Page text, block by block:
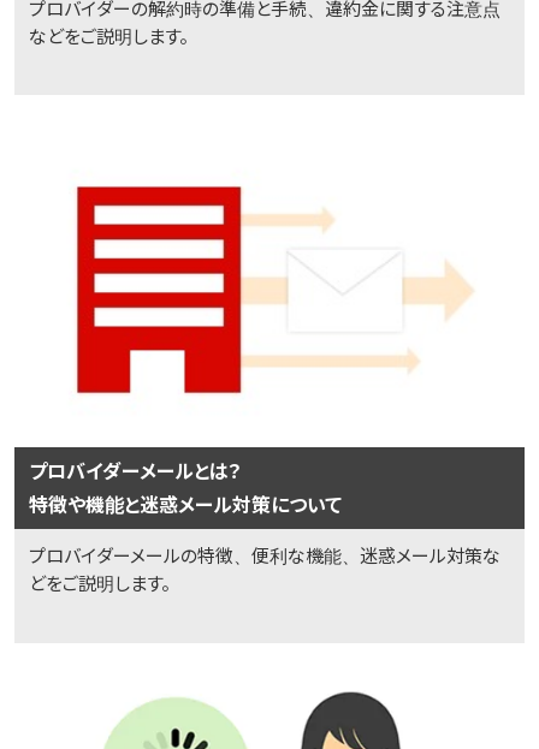
プロバイダーの解約時の準備と手続、違約金に関する注意点
などをご説明します。
プロバイダーメールとは？
特徴や機能と迷惑メール対策について
プロバイダーメールの特徴、便利な機能、迷惑メール対策な
どをご説明します。